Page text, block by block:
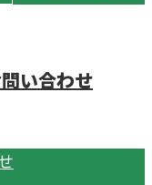
い合わせ